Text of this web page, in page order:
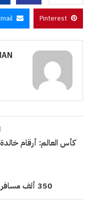
Pinterest
350 ألف مسافر عبر جمرك العمري خلال شهر